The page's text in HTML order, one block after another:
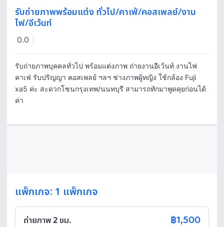
รับถ่ายภาพพร้อมแต่ง ทั่วไป/คาเฟ่/คอสเพลย์/งาน
ไฟ/อีเว้นท์
0.0
รับถ่ายภาพบุคคลทั่วไป พร้อมแต่งภาพ ถ่ายงานอีเว้นท์ งานไฟ
คาเฟ่ รับปริญญา คอสเพลย์ ฯลฯ ช่างภาพผู้หญิง ใช้กล้อง Fuji
xa5 ค่ะ สะดวกโซนกรุงเทพ/นนทบุรี สามารถทักมาพูดคุยก่อนได้
ค่า
แพ็กเกจ: 1 แพ็กเกจ
ถ่ายภาพ 2 ชม. ฿1,500